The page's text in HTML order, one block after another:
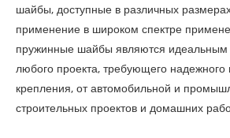
шайбы, доступные в различных
применение в широком спектре
пружинные шайбы являются
любого проекта, требующего надежного
крепления, от автомобильной и
строительных проектов и домашних